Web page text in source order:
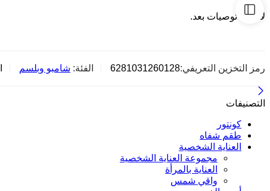
لا توجد توصيات بعد.
رمز التخزين التعريفي:6281031260128 الفئة: شامبو وبلسم
التصنيفات
كونتور
طقم شفاه
العناية الشخصية
مجموعة العناية الشخصية
العناية بالمرأة
واقي شمس